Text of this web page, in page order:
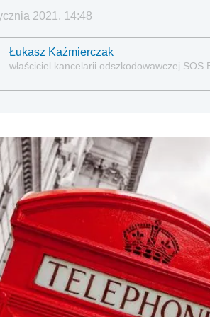
2021, 14:48
Łukasz Kaźmierczak
właściciel kancelarii odszkodowawczej SOS